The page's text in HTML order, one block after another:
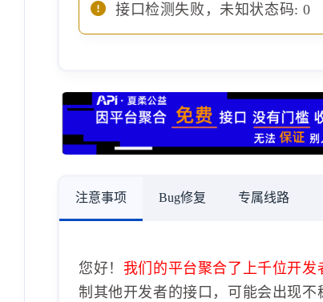
接口检测失败，未知状态码: 0
注意事项 Bug修复 专属线路
您好！ 我们的平台聚合了上千位开发
制其他开发者的接口，可能会出现不